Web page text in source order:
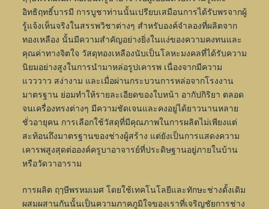
อิทธิฤทธิ์บารมี การบูชาท่านนั้นเปรียบเสมือนการได้รับพรจากผู้
รู้แจ้งเห็นจริงในสรรพวิชาต่างๆ สำหรับองค์จำลองที่ผลิตจาก
ทองเหลือง นั้นมีความสำคัญอย่างยิ่งในแง่ของความคงทนและ
คุณค่าทางจิตใจ วัสดุทองเหลืองนับเป็นโลหะมงคลที่ได้รับความ
นิยมอย่างสูงในการนำมาหล่อรูปเคารพ เนื่องจากมีความ
แวววาว สง่างาม และเมื่อผ่านกระบวนการหล่อจากโรงงาน
มาตรฐาน ย่อมทำให้รายละเอียดของใบหน้า อากัปกิริยา ตลอด
จนเครื่องทรงต่างๆ มีความชัดเจนและคงอยู่ได้ยาวนานหลาย
ชั่วอายุคน การเลือกใช้วัสดุที่มีคุณภาพในการผลิตไม่เพียงแต่
สะท้อนถึงมาตรฐานของช่างผู้สร้าง แต่ยังเป็นการแสดงความ
เคารพสูงสุดต่อองค์ครูบาอาจารย์ที่ประดิษฐานอยู่ภายในบ้าน
หรือวัดวาอาราม
การผลิต ฤๅษีพรหมเมศ โดยใช้เทคโนโลยีและทักษะช่างดั้งเดิม
ผสมผสานกันนั้นเป็นความภาคภูมิใจของเราที่เจริญชัยการช่าง